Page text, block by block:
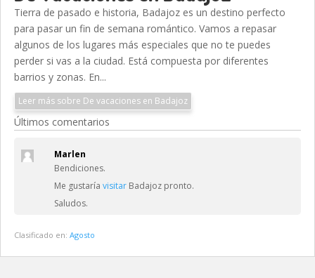
Tierra de pasado e historia, Badajoz es un destino perfecto
para pasar un fin de semana romántico. Vamos a repasar
algunos de los lugares más especiales que no te puedes
perder si vas a la ciudad. Está compuesta por diferentes
barrios y zonas. En...
Leer más sobre De vacaciones en Badajoz
Últimos comentarios
Marlen
Bendiciones.
Me gustaría visitar Badajoz pronto.
Saludos.
Clasificado en: Agosto